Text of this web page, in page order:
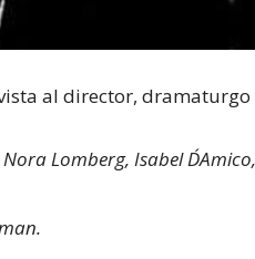
al director,
Lomberg, Isabel